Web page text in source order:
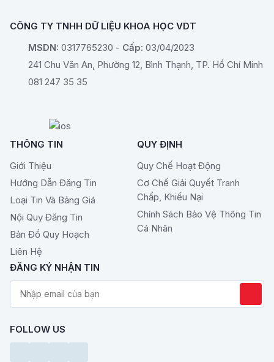
CÔNG TY TNHH DỮ LIỆU KHOA HỌC VDT
MSDN: 0317765230 - Cấp: 03/04/2023
241 Chu Văn An, Phường 12, Bình Thạnh, TP. Hồ Chí Minh
081 247 35 35
THÔNG TIN
Giới Thiệu
Hướng Dẫn Đăng Tin
Loại Tin Và Bảng Giá
Nội Quy Đăng Tin
Bản Đồ Quy Hoạch
Liên Hệ
QUY ĐỊNH
Quy Chế Hoạt Động
Cơ Chế Giải Quyết Tranh
Chấp, Khiếu Nại
Chính Sách Bảo Vệ Thông Tin
Cá Nhân
ĐĂNG KÝ NHẬN TIN
FOLLOW US